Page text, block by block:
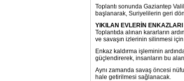
Toplantı sonunda Gaziantep
başlanarak, Suriyelilerin geri
YIKILAN EVLERİN
Toplantıda alınan kararların
ve savaşın izlerinin silinmesi
Enkaz kaldırma işleminin
güçlendirerek, insanların bu
Aynı zamanda savaş öncesi
hale getirilmesi sağlanacak.